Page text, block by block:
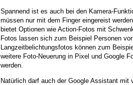
Spannend ist es auch bei den Kamera-
müssen nur mit dem Finger eingereist
bietet Optionen wie Action-Fotos mit
Fotos lassen sich zum Beispiel Personen
Langzeitbelichtungsfotos können zum
weitere Foto-Neuerung in Pixel und Google
werden.
Natürlich darf auch der Google Assistant